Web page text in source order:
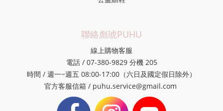
聯絡彪琥PUHU
線上購物客服
電話 / 07-380-9829 分機 205
時間 / 週一~週五 08:00-17:00（六日及國定假日除外）
官方客服信箱 / puhu.service@gmail.com